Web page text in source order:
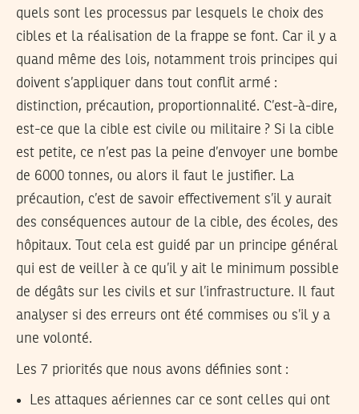
quels sont les processus par lesquels le choix des
cibles et la réalisation de la frappe se font. Car il y a
quand même des lois, notamment trois principes qui
doivent s’appliquer dans tout conflit armé :
distinction, précaution, proportionnalité. C’est-à-dire,
est-ce que la cible est civile ou militaire ? Si la cible
est petite, ce n’est pas la peine d’envoyer une bombe
de 6000 tonnes, ou alors il faut le justifier. La
précaution, c’est de savoir effectivement s’il y aurait
des conséquences autour de la cible, des écoles, des
hôpitaux. Tout cela est guidé par un principe général
qui est de veiller à ce qu’il y ait le minimum possible
de dégâts sur les civils et sur l’infrastructure. Il faut
analyser si des erreurs ont été commises ou s’il y a
une volonté.
Les 7 priorités que nous avons définies sont :
Les attaques aériennes car ce sont celles qui ont